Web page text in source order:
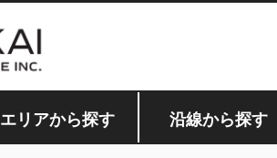
エリアから探す 沿線から探す